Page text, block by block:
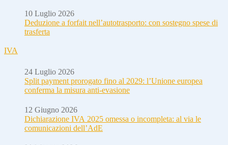
10 Luglio 2026
Deduzione a forfait nell’autotrasporto: con sostegno spese di
trasferta
IVA
24 Luglio 2026
Split payment prorogato fino al 2029: l’Unione europea
conferma la misura anti-evasione
12 Giugno 2026
Dichiarazione IVA 2025 omessa o incompleta: al via le
comunicazioni dell’AdE